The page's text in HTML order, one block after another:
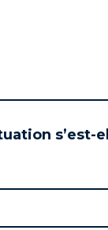
s’est-